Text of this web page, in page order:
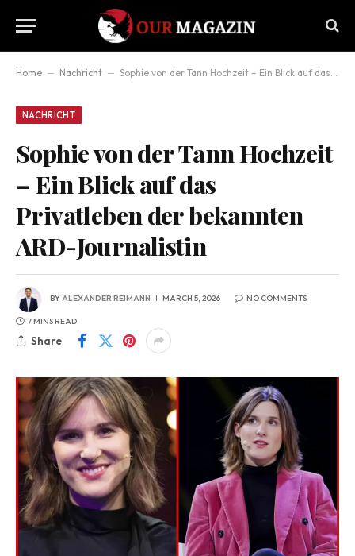
Home – Nachricht – Sophie von der Tann Hochzeit – Ein Blick auf das Privatleben der bekannten ARD-Journalistin
NACHRICHT
Sophie von der Tann Hochzeit
– Ein Blick auf das
Privatleben der bekannten
ARD-Journalistin
BYALEXANDER REIMANN MARCH 5, 2026 NO COMMENTS
7 MINS READ
Share